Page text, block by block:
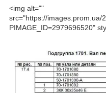
<img alt=""
src="https://images.prom.ua/
PIMAGE_ID=2979696520"